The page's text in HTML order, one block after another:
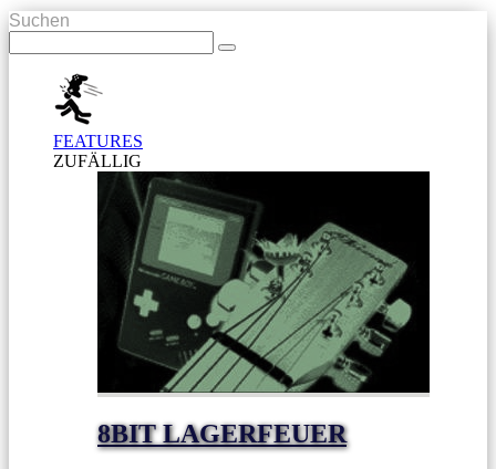
Suchen
FEATURES
ZUFÄLLIG
8BIT LAGERFEUER